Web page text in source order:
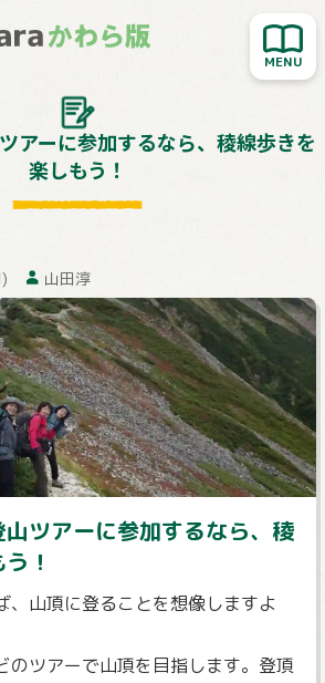
室
Yamakaraサイト
お問い合わせ
アーに参加するなら、稜線歩きを
楽しもう！
山田淳
ツアーに参加するなら、稜
！
、山頂に登ることを想像しますよ
のツアーで山頂を目指します。登頂